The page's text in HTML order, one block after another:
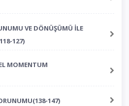
VE DÖNÜŞÜMÜ İLE
127)
MOMENTUM
147)